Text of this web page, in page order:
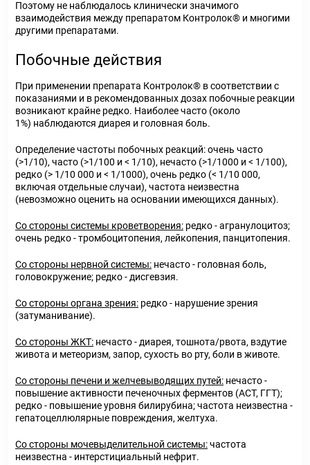
Поэтому не наблюдалось клинически значимого
взаимодействия между препаратом Контролок® и многими
другими препаратами.
Побочные действия
При применении препарата Контролок® в соответствии с
показаниями и в рекомендованных дозах побочные реакции
возникают крайне редко. Наиболее часто (около
1%) наблюдаются диарея и головная боль.
Определение частоты побочных реакций: очень часто
(>1/10), часто (>1/100 и < 1/10), нечасто (>1/1000 и < 1/100),
редко (> 1/10 000 и < 1/1000), очень редко (< 1/10 000,
включая отдельные случаи), частота неизвестна
(невозможно оценить на основании имеющихся данных).
Со стороны системы кроветворения: редко - агранулоцитоз;
очень редко - тромбоцитопения, лейкопения, панцитопения.
Со стороны нервной системы: нечасто - головная боль,
головокружение; редко - дисгевзия.
Со стороны органа зрения: редко - нарушение зрения
(затуманивание).
Со стороны ЖКТ: нечасто - диарея, тошнота/рвота, вздутие
живота и метеоризм, запор, сухость во рту, боли в животе.
Со стороны печени и желчевыводящих путей: нечасто -
повышение активности печеночных ферментов (АСТ, ГГТ);
редко - повышение уровня билирубина; частота неизвестна -
гепатоцеллюлярные повреждения, желтуха.
Со стороны мочевыделительной системы:частота
неизвестна - интерстициальный нефрит.